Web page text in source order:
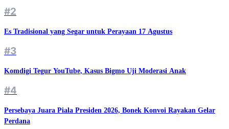
#2
Es Tradisional yang Segar untuk Perayaan 17 Agustus
#3
Komdigi Tegur YouTube, Kasus Bigmo Uji Moderasi Anak
#4
Persebaya Juara Piala Presiden 2026, Bonek Konvoi Rayakan Gelar
Perdana